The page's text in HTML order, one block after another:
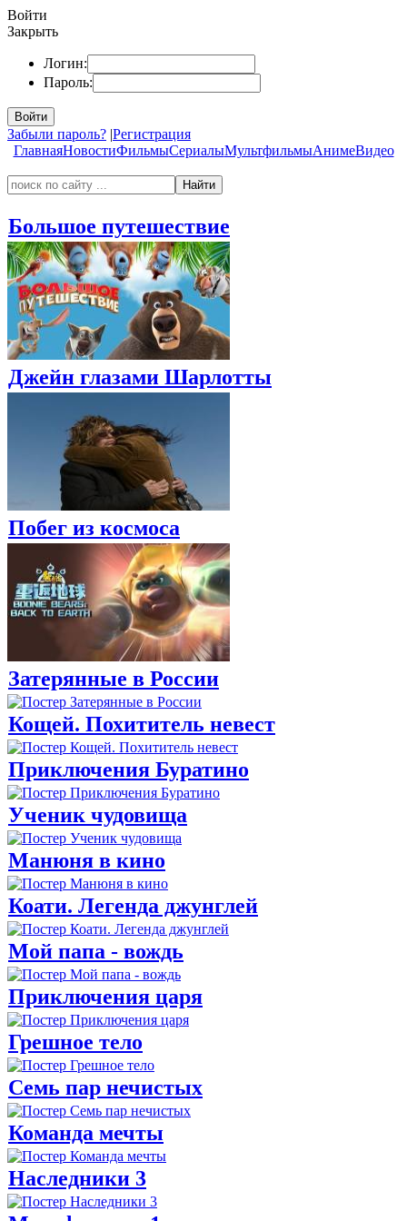
Войти
Закрыть
Логин:
Пароль:
Войти
Забыли пароль? |Регистрация
ГлавнаяНовостиФильмыСериалыМультфильмыАнимеВидео
Найти
Большое путешествие
Джейн глазами Шарлотты
Побег из космоса
Затерянные в России
Кощей. Похититель невест
Приключения Буратино
Ученик чудовища
Манюня в кино
Коати. Легенда джунглей
Мой папа - вождь
Приключения царя
Грешное тело
Семь пар нечистых
Команда мечты
Наследники 3